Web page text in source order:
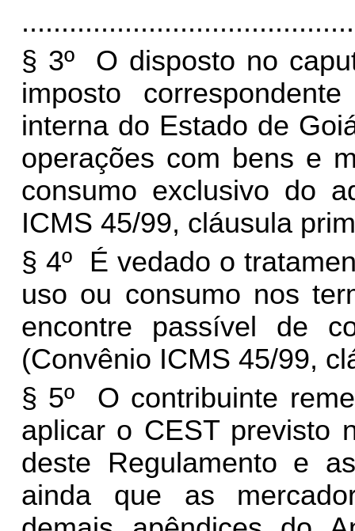
§ 3º O disposto no
imposto
interna do Estado de
operações com bens e
consumo exclusivo do
ICMS 45/99, cláusula
§ 4º É vedado o
uso ou consumo nos
encontre passível de
(Convênio ICMS 45/99,
§ 5º O contribuinte
aplicar o CEST previsto
deste Regulamento e
ainda que as